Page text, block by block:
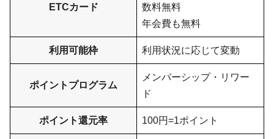
ETCカード
数料無料
年会費も無料
利用可能枠 利用状況に応じて変動
ポイントプログラム
メンバーシップ・リワー
ド
ポイント還元率 100円=1ポイント